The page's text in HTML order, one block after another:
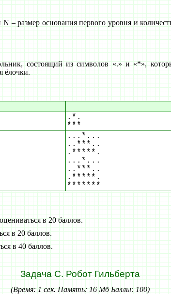
размер основания первого уровня и
состоящий из символов «.» и «*»,
ёлочки.
.*.
***
...*...
..***..
.*****.
...*...
..***..
.*****.
*******
в 20 баллов.
в 20 баллов.
в 40 баллов.
Задача C. Робот Гильберта
(Время: 1 сек. Память: 16 Мб Баллы: 100)